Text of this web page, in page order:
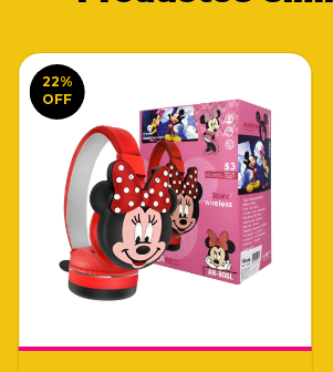
22%
OFF